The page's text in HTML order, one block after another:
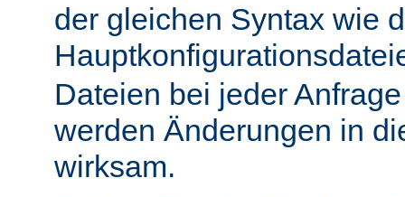
der gleichen Syntax wie
Dateien bei jeder
werden Änderungen in
wirksam.